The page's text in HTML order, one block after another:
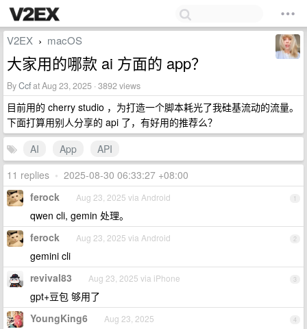
V2EX › macOS
大家用的哪款 ai 方面的 app？
ByCcfat Aug 23, 2025 · 3892 views
目前用的 cherry studio ，为打造一个脚本耗光了我硅基流动的流量。
下面打算用别人分享的 api 了，有好用的推荐么？
AI
App
API
11 replies • 2025-08-30 06:33:27 +08:00
1
ferock Aug 23, 2025 via Android
qwen cli, gemin 处理。
2
ferock Aug 23, 2025 via Android
gemini cli
3
revival83 Aug 23, 2025 via iPhone
gpt+豆包 够用了
4
YoungKing6 Aug 23, 2025